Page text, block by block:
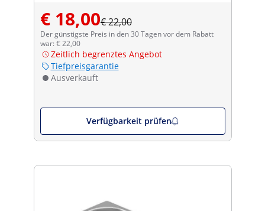
€ 18,00€ 22,00
Der günstigste Preis in den 30 Tagen vor dem Rabatt
war: € 22,00
Zeitlich begrenztes Angebot
Tiefpreisgarantie
Ausverkauft
Verfügbarkeit prüfen